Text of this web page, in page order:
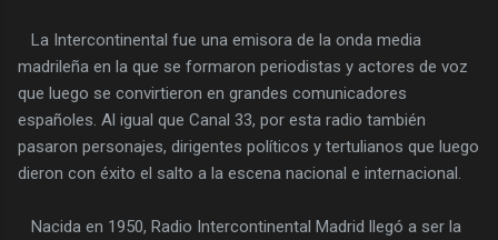
La Intercontinental fue una emisora de la onda media
madrileña en la que se formaron periodistas y actores de voz
que luego se convirtieron en grandes comunicadores
españoles. Al igual que Canal 33, por esta radio también
pasaron personajes, dirigentes políticos y tertulianos que luego
dieron con éxito el salto a la escena nacional e internacional.
Nacida en 1950, Radio Intercontinental Madrid llegó a ser la